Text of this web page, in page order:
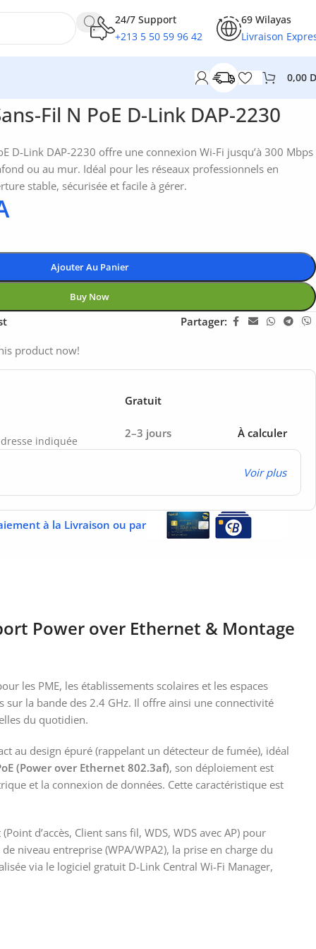
24/7 Support
+213 5 50 59 96 42
69 Wilayas
Livraison
0,00
Fil N PoE D-Link DAP-2230
D-Link DAP-2230 offre une connexion Wi-Fi jusqu’à 300 Mbps
ou au mur. Idéal pour les réseaux professionnels en
stable, sécurisée et facile à gérer.
Ajouter Au Panier
Buy Now
Partager:
product now!
Gratuit
indiquée
2–3 jours À calculer
Voir plus
à la Livraison ou par
Power over Ethernet & Montage
les PME, les établissements scolaires et les espaces
la bande des 2.4 GHz. Il offre ainsi une connectivité
du quotidien.
au design épuré (rappelant un détecteur de fumée), idéal
(Power over Ethernet 802.3af), son déploiement est
et la connexion de données. Cette caractéristique est
d’accès, Client sans fil, WDS, WDS avec AP) pour
niveau entreprise (WPA/WPA2), la prise en charge du
via le logiciel gratuit D-Link Central Wi-Fi Manager,